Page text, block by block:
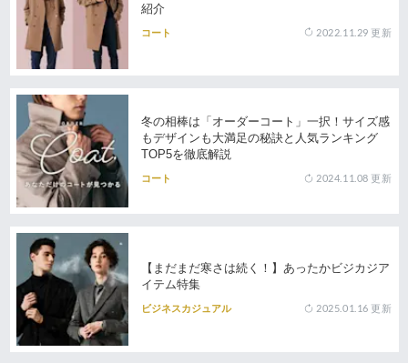
紹介
コート 2022.11.29 更新
冬の相棒は「オーダーコート」一択！サイズ感
もデザインも大満足の秘訣と人気ランキング
TOP5を徹底解説
コート 2024.11.08 更新
【まだまだ寒さは続く！】あったかビジカジア
イテム特集
ビジネスカジュアル 2025.01.16 更新